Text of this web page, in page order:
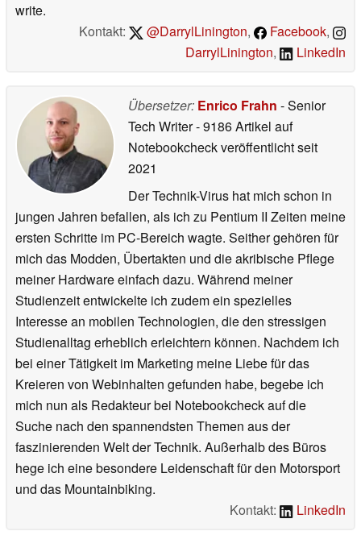
write.
Kontakt:
@DarrylLinington, Facebook,
DarrylLinington, LinkedIn
Übersetzer: Enrico Frahn - Senior
Tech Writer- 9186 Artikel auf
Notebookcheck veröffentlichtseit
2021
Der Technik-Virus hat mich schon in
jungen Jahren befallen, als ich zu Pentium II Zeiten meine
ersten Schritte im PC-Bereich wagte. Seither gehören für
mich das Modden, Übertakten und die akribische Pflege
meiner Hardware einfach dazu. Während meiner
Studienzeit entwickelte ich zudem ein spezielles
Interesse an mobilen Technologien, die den stressigen
Studienalltag erheblich erleichtern können. Nachdem ich
bei einer Tätigkeit im Marketing meine Liebe für das
Kreieren von Webinhalten gefunden habe, begebe ich
mich nun als Redakteur bei Notebookcheck auf die
Suche nach den spannendsten Themen aus der
faszinierenden Welt der Technik. Außerhalb des Büros
hege ich eine besondere Leidenschaft für den Motorsport
und das Mountainbiking.
Kontakt:
LinkedIn